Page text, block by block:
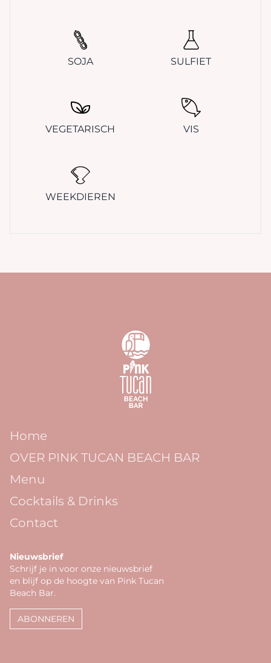
SOJA SULFIET
VEGETARISCH VIS
WEEKDIEREN
Home
OVER PINK TUCAN BEACH BAR
Menu
Cocktails & Drinks
Contact
Nieuwsbrief
Schrijf je in voor onze nieuwsbrief
en blijf op de hoogte van Pink Tucan
Beach Bar.
ABONNEREN